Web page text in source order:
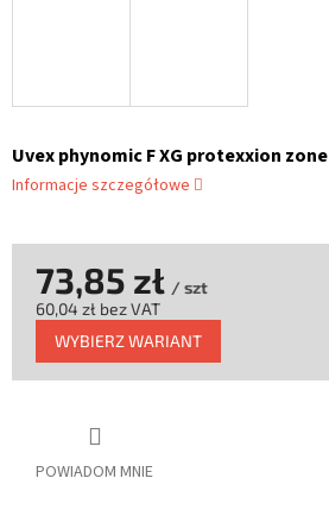
Uvex phynomic F XG protexxion zone
Informacje szczegółowe
POWIADOM MNIE
73,85 zł / szt
60,04 zł bez VAT
Cena
jednostkowa:
WYBIERZ WARIANT